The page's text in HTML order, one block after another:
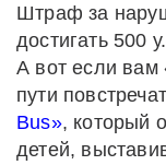
Штраф за
достигать 500
А вот если вам
пути
Bus», который
детей,